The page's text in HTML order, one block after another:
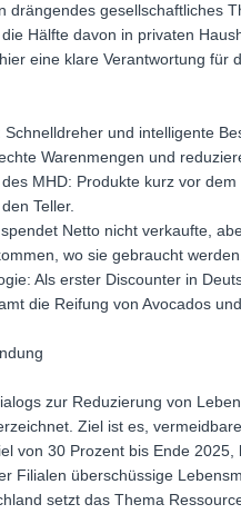
drängendes gesellschaftliches
Hälfte davon in privaten
eine klare Verantwortung
und intelligente
Warenmengen und
MHD: Produkte kurz vor
Teller.
Netto nicht verkaufte,
wo sie gebraucht
Als erster Discounter in
die Reifung von Avocados
zur Reduzierung von
Ziel ist es,
von 30 Prozent bis Ende
Filialen überschüssige
setzt das Thema